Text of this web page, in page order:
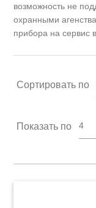
возможность не
охранными
прибора на сервис
Сортировать по
Показать по